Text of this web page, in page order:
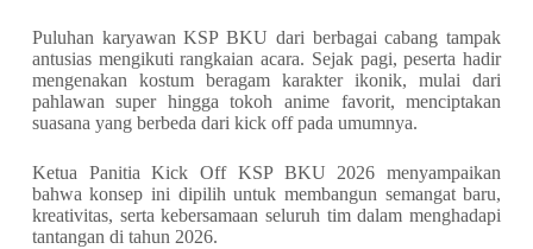
Puluhan karyawan KSP BKU dari berbagai cabang tampak
antusias mengikuti rangkaian acara. Sejak pagi, peserta hadir
mengenakan kostum beragam karakter ikonik, mulai dari
pahlawan super hingga tokoh anime favorit, menciptakan
suasana yang berbeda dari kick off pada umumnya.
Ketua Panitia Kick Off KSP BKU 2026 menyampaikan
bahwa konsep ini dipilih untuk membangun semangat baru,
kreativitas, serta kebersamaan seluruh tim dalam menghadapi
tantangan di tahun 2026.